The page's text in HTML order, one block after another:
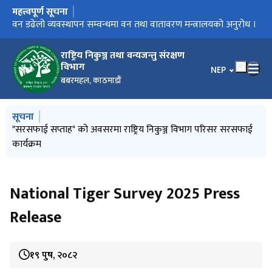
राष्ट्रिय निकुञ्ज तथा वन्यजन्तु संरक्षण
विभाग
बबरमहल, काठमाडौं
भाषा चयन गर्नुहोस्
NEP
मुख्य नेभिगेसनमा जानुहोस्
महत्त्वपूर्ण सूचना
राष्ट्रिय बाघ सर्वेक्षण २०८२ सम्बन्धि प्रेस रिलिज
वन डढेलो व्यवस्थापन सम्वन्धमा वन तथा वातावरण मन्त्रालयको अनुरोध ।
विश्‍व सिमसार दिवस, २०८२
National Tiger Survey 2025 Press Release
मुख्य नेभिगेसनमा जानुहोस्
सूचना
४२ औं वार्डेन सेमिनार तथा २४ औं म. क्षे. व्य. समितिका अध्यक्षहरुको भेला
सम्पन्न
"सरसफाई सप्ताह" को अवसरमा राष्ट्रिय निकुञ्ज विभाग परिसर सरसफाई
कार्यक्रम
आ.ब. २०८३/८४ को योजना तर्जूमा गोष्ठी सम्पन्न ।
वन तथा वातावरण मन्त्री माननीय गीता चौधरीज्यूलाई राष्‍ट्रिय निकुञ्ज
विभागमा स्वागत ।
३१ औं वन्यजन्तु सप्‍ताह, २०८३ को प्रेस विज्ञप्ती
National Tiger Survey 2025 Press
Release
१९ पुष, २०८२